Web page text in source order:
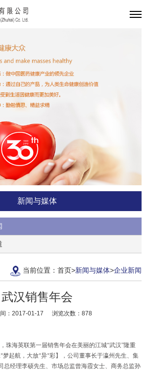
新闻与媒体
当前位置： 首页>新闻与媒体>企业新闻
武汉销售年会
：2017-01-17 浏览次数： 878
珠海英联第一届销售年会在美丽的江城“武汉”隆重
”梦起航，大放”异”彩】，公司董事长于瀛州先生、集
总经理李硕先生、市场总监曾海霞女士、商务总监孙